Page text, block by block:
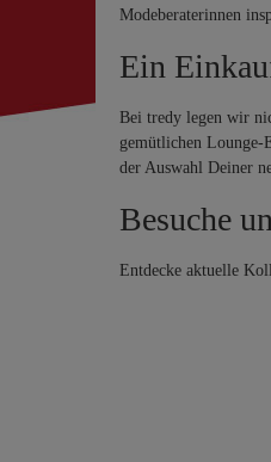
Modeberaterinnen
Ein
Bei tredy legen wir
gemütlichen Lounge-
der Auswahl Deiner
Besuche
Entdecke aktuelle